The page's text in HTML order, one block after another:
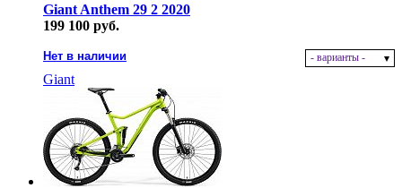
Giant Anthem 29 2 2020
199 100 руб.
Нет в наличии - варианты -
Giant